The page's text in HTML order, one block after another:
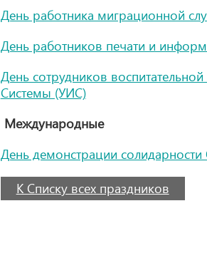
День работника миграционной
День работников печати и
День сотрудников
Системы (УИС)
Международные
День демонстрации
К Списку всех праздников